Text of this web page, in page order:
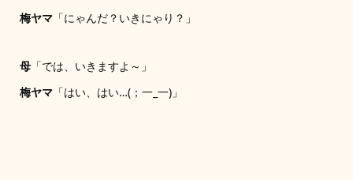
梅ヤマ「にゃんだ？いきにゃり？」
母「では、いきますよ～」
梅ヤマ「はい、はい…(；一_一)」